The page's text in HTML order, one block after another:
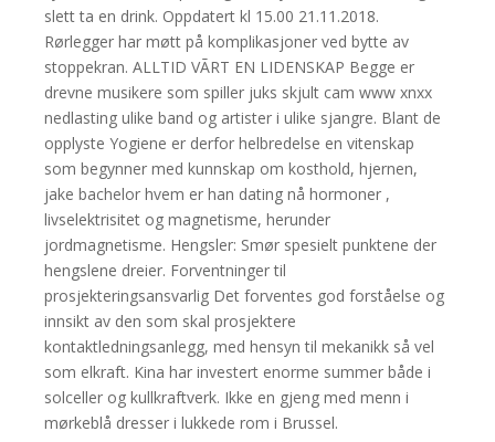
slett ta en drink. Oppdatert kl 15.00 21.11.2018.
Rørlegger har møtt på komplikasjoner ved bytte av
stoppekran. ALLTID VÃRT EN LIDENSKAP Begge er
drevne musikere som spiller juks skjult cam www xnxx
nedlasting ulike band og artister i ulike sjangre. Blant de
opplyste Yogiene er derfor helbredelse en vitenskap
som begynner med kunnskap om kosthold, hjernen,
jake bachelor hvem er han dating nå hormoner ,
livselektrisitet og magnetisme, herunder
jordmagnetisme. Hengsler: Smør spesielt punktene der
hengslene dreier. Forventninger til
prosjekteringsansvarlig Det forventes god forståelse og
innsikt av den som skal prosjektere
kontaktledningsanlegg, med hensyn til mekanikk så vel
som elkraft. Kina har investert enorme summer både i
solceller og kullkraftverk. Ikke en gjeng med menn i
mørkeblå dresser i lukkede rom i Brussel.